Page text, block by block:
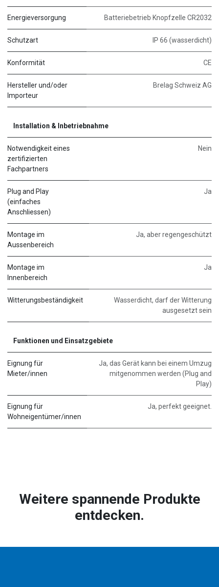
Energieversorgung Batteriebetrieb Knopfzelle CR2032
Schutzart IP 66 (wasserdicht)
Konformität CE
Hersteller und/oder
Importeur
Brelag Schweiz AG
Installation & Inbetriebnahme
Notwendigkeit eines
zertifizierten
Fachpartners
Nein
Plug and Play
(einfaches
Anschliessen)
Ja
Montage im
Aussenbereich
Ja, aber regengeschützt
Montage im
Innenbereich
Ja
Witterungsbeständigkeit
Wasserdicht, darf der Witterung
ausgesetzt sein
Funktionen und Einsatzgebiete
Eignung für
Mieter/innen
Ja, das Gerät kann bei einem Umzug
mitgenommen werden (Plug and
Play)
Eignung für
Wohneigentümer/innen
Ja, perfekt geeignet.
Weitere spannende Produkte
entdecken.